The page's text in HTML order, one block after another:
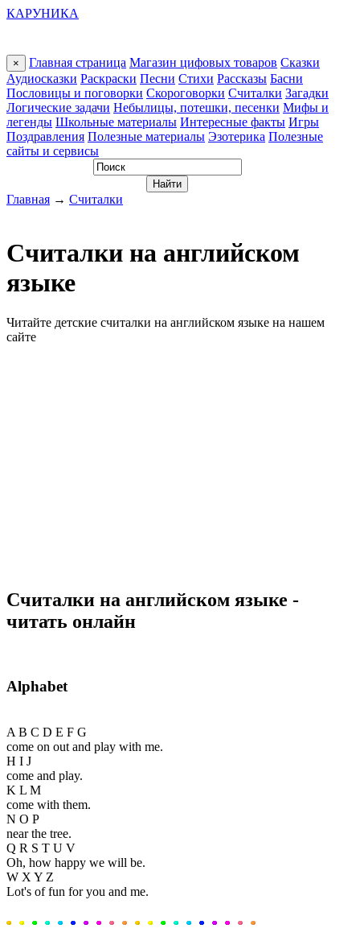
КАРУНИКА
× Главная страница Магазин цифовых товаров Сказки
Аудиосказки Раскраски Песни Стихи Рассказы Басни
Пословицы и поговорки Скороговорки Считалки Загадки
Логические задачи Небылицы, потешки, песенки Мифы и
легенды Школьные материалы Интересные факты Игры
Поздравления Полезные материалы Эзотерика Полезные
сайты и сервисы
Главная → Считалки
Считалки на английском
языке
Читайте детские считалки на английском языке на нашем
сайте
Считалки на английском языке -
читать онлайн
Alphabet
A B C D E F G
come on out and play with me.
H I J
come and play.
K L M
come with them.
N O P
near the tree.
Q R S T U V
Oh, how happy we will be.
W X Y Z
Lot's of fun for you and me.